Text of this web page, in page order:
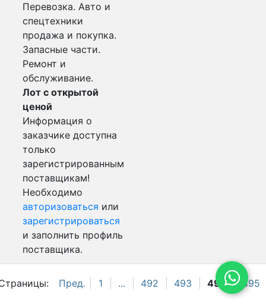
Пред. 1 ... 492 493 494 495
Перевозка. Авто и
спецтехники
продажа и покупка.
Запасные части.
Ремонт и
обслуживание.
Лот с открытой
ценой
Информация о
заказчике доступна
только
зарегистрированным
поставщикам!
Необходимо
авторизоваться или
зарегистрироваться
и заполнить профиль
поставщика.